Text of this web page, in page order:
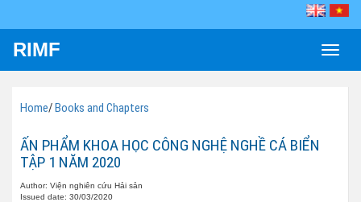
Toggle
RIMF
Home/Books and Chapters
ẤN PHẨM KHOA HỌC CÔNG NGHỆ NGHỀ CÁ BIỂN
TẬP 1 NĂM 2020
Author: Viện nghiên cứu Hải sản
Issued date: 30/03/2020